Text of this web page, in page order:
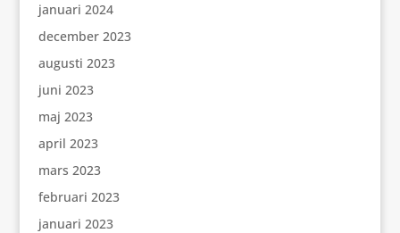
januari 2024
december 2023
augusti 2023
juni 2023
maj 2023
april 2023
mars 2023
februari 2023
januari 2023